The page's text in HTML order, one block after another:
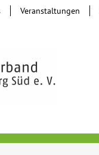
Veranstaltungen